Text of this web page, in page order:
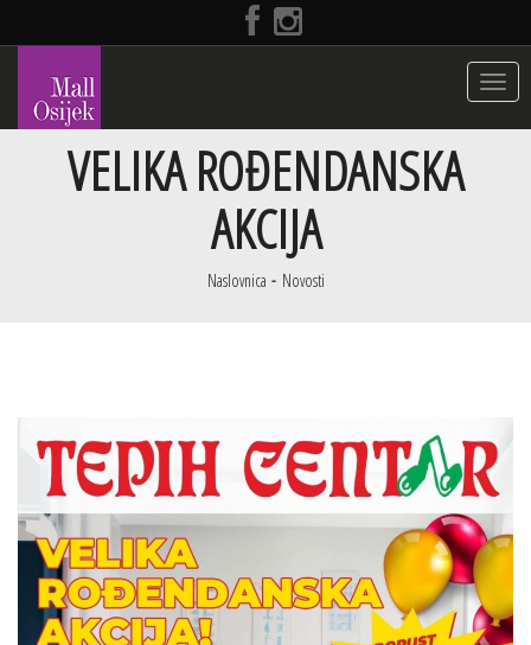
Toggle
VELIKA ROĐENDANSKA
AKCIJA
Naslovnica Novosti